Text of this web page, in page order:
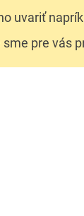
uvariť
pre vás